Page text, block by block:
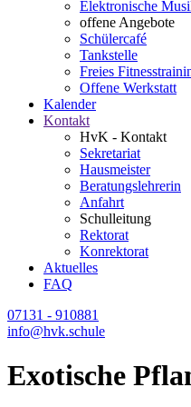
Elektronische
offene Angebote
Schülercafé
Tankstelle
Freies
Offene Werkstatt
Kalender
Kontakt
HvK - Kontakt
Sekretariat
Hausmeister
Beratungslehrerin
Anfahrt
Schulleitung
Rektorat
Konrektorat
Aktuelles
FAQ
07131 - 910881
info@hvk.schule
Exotische